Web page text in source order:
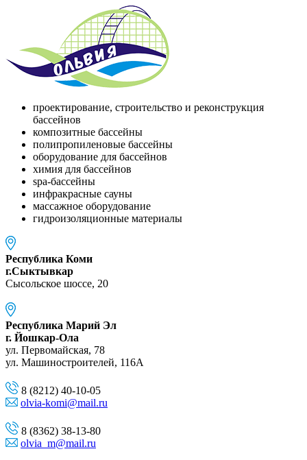
проектирование, строительство и реконструкция
бассейнов
композитные бассейны
полипропиленовые бассейны
оборудование для бассейнов
химия для бассейнов
spa-бассейны
инфракрасные сауны
массажное оборудование
гидроизоляционные материалы
Республика Коми
г.Сыктывкар
Сысольское шоссе, 20
Республика Марий Эл
г. Йошкар-Ола
ул. Первомайская, 78
ул. Машиностроителей, 116A
8 (8212) 40-10-05
olvia-komi@mail.ru
8 (8362) 38-13-80
olvia_m@mail.ru